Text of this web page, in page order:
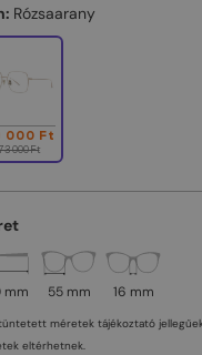
Rózsaarany
000 Ft
000 Ft
mm 55 mm 16 mm
méretek tájékoztató
eltérhetnek.